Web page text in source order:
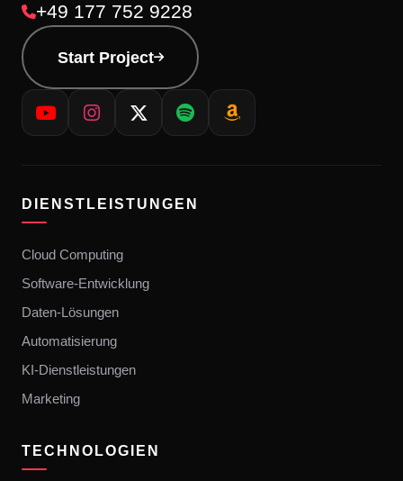
+49 177 752 9228
Start Project
DIENSTLEISTUNGEN
Cloud Computing
Software-Entwicklung
Daten-Lösungen
Automatisierung
KI-Dienstleistungen
Marketing
TECHNOLOGIEN